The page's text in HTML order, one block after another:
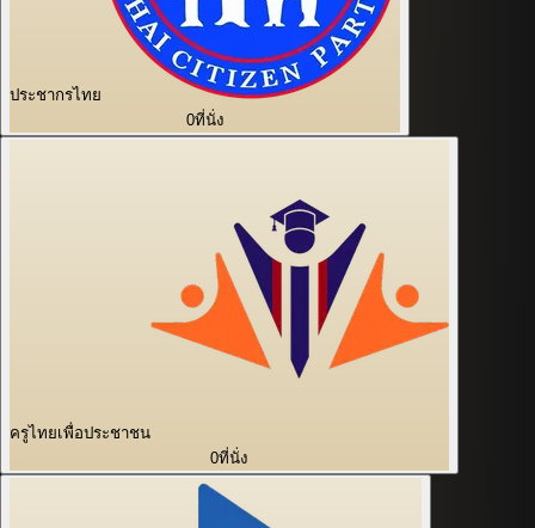
ประชากรไทย
0ที่นั่ง
ครูไทยเพื่อประชาชน
0ที่นั่ง